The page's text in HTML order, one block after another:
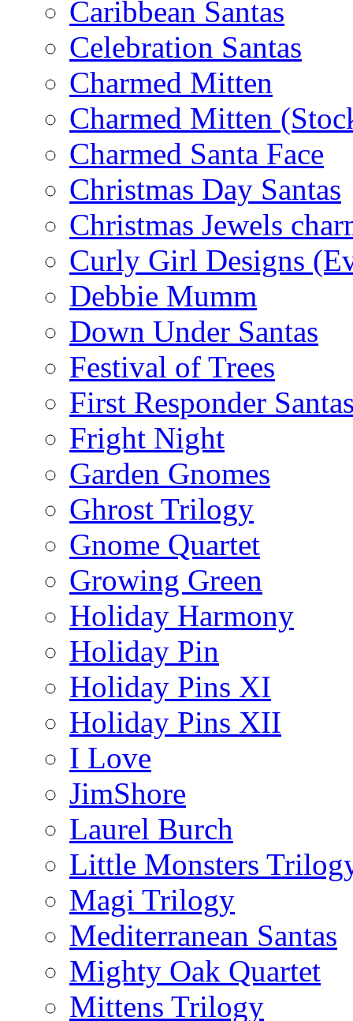
Caribbean Santas
Celebration Santas
Charmed Mitten
Charmed Mitten
Charmed Santa Face
Christmas Day Santas
Christmas Jewels
Curly Girl Designs
Debbie Mumm
Down Under Santas
Festival of Trees
First Responder
Fright Night
Garden Gnomes
Ghrost Trilogy
Gnome Quartet
Growing Green
Holiday Harmony
Holiday Pin
Holiday Pins XI
Holiday Pins XII
I Love
JimShore
Laurel Burch
Little Monsters
Magi Trilogy
Mediterranean Santas
Mighty Oak Quartet
Mittens Trilogy